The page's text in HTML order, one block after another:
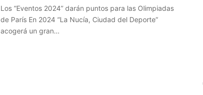
Los “Eventos 2024” darán puntos para las Olimpiadas
de París En 2024 “La Nucía, Ciudad del Deporte”
acogerá un gran…